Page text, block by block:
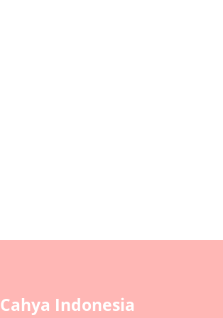
Cahya Indonesia